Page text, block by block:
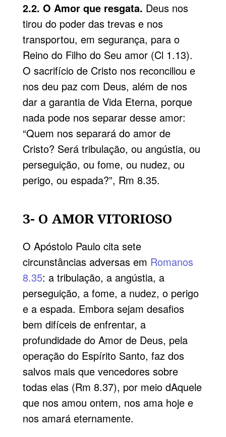
2.2. O Amor que resgata. Deus nos
tirou do poder das trevas e nos
transportou, em segurança, para o
Reino do Filho do Seu amor (Cl 1.13).
O sacrifício de Cristo nos reconciliou e
nos deu paz com Deus, além de nos
dar a garantia de Vida Eterna, porque
nada pode nos separar desse amor:
“Quem nos separará do amor de
Cristo? Será tribulação, ou angústia, ou
perseguição, ou fome, ou nudez, ou
perigo, ou espada?”, Rm 8.35.
3- O AMOR VITORIOSO
O Apóstolo Paulo cita sete
circunstâncias adversas em Romanos
8.35: a tribulação, a angústia, a
perseguição, a fome, a nudez, o perigo
e a espada. Embora sejam desafios
bem difíceis de enfrentar, a
profundidade do Amor de Deus, pela
operação do Espírito Santo, faz dos
salvos mais que vencedores sobre
todas elas (Rm 8.37), por meio dAquele
que nos amou ontem, nos ama hoje e
nos amará eternamente.